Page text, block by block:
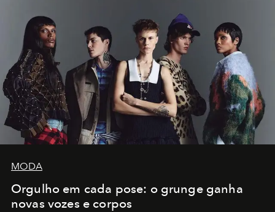
MODA
Orgulho em cada pose: o grunge ganha
novas vozes e corpos